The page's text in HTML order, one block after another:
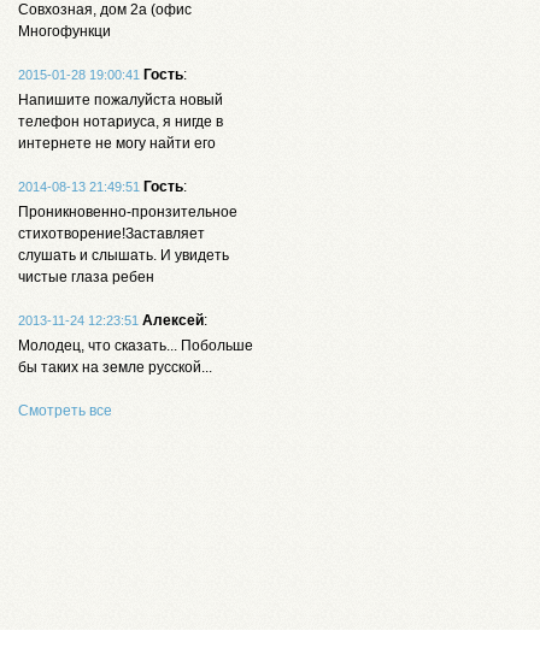
Совхозная, дом 2а (офис
Многофункци
2015-01-28 19:00:41 Гость:
Напишите пожалуйста новый
телефон нотариуса, я нигде в
интернете не могу найти его
2014-08-13 21:49:51 Гость:
Проникновенно-пронзительное
стихотворение!Заставляет
слушать и слышать. И увидеть
чистые глаза ребен
2013-11-24 12:23:51 Алексей:
Молодец, что сказать... Побольше
бы таких на земле русской...
Смотреть все